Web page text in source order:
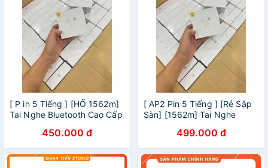
[ P in 5 Tiếng ] [HỔ 1562m]
Tai Nghe Bluetooth Cao Cấp
& Androi450.000 đ
[ AP2 Pin 5 Tiếng ] [Rẻ Sập
Sàn] [1562m] Tai Nghe
Định Vị Dùng Cả IOS &
Androi
499.000 đ